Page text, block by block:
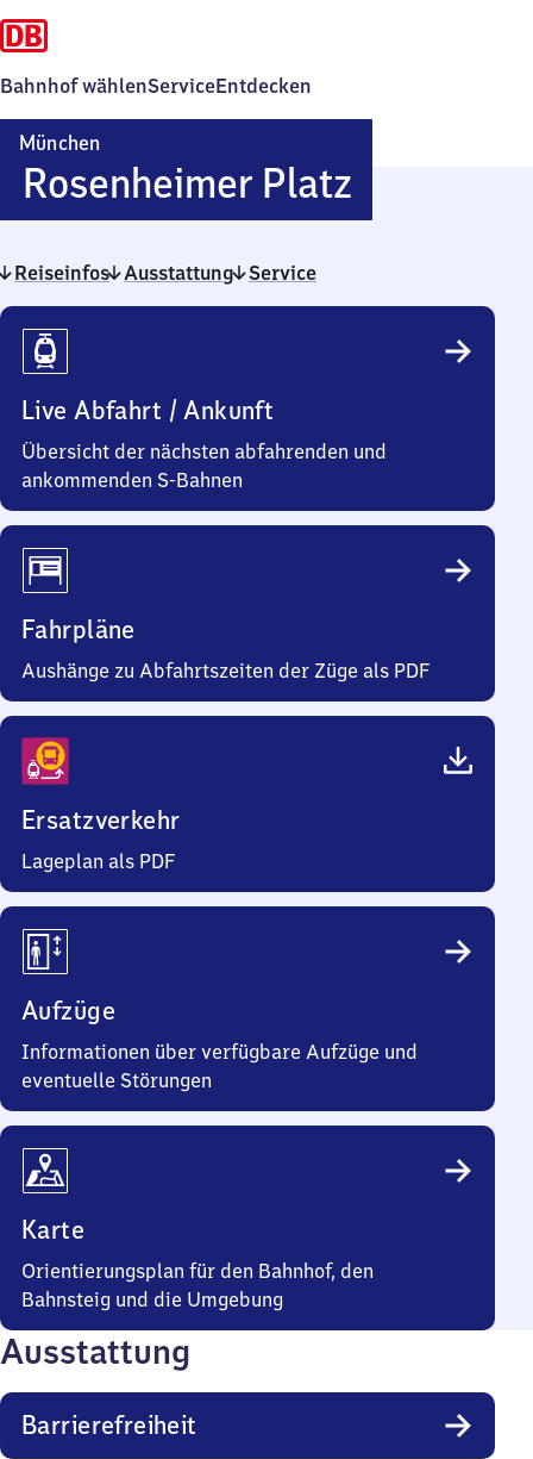
Bahnhof wählenServiceEntdecken
München
Rosenheimer PlatzMünchen
Reiseinfos Ausstattung Service
Reiseinfos
Live Abfahrt / Ankunft
Übersicht der nächsten abfahrenden und
ankommenden S-Bahnen
Fahrpläne
Aushänge zu Abfahrtszeiten der Züge als PDF
Ersatzverkehr
Lageplan als PDF
Aufzüge
Informationen über verfügbare Aufzüge und
eventuelle Störungen
Karte
Orientierungsplan für den Bahnhof, den
Bahnsteig und die Umgebung
Ausstattung
Barrierefreiheit